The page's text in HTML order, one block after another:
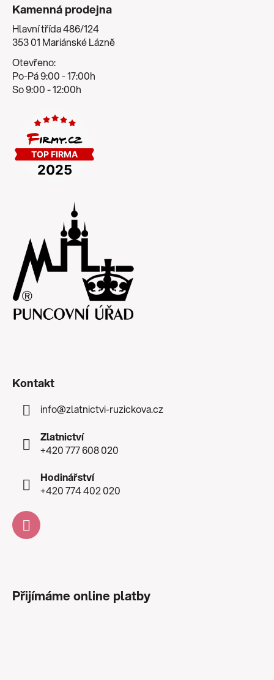
Kamenná prodejna
Hlavní třída 486/124
353 01 Mariánské Lázně
Otevřeno:
Po-Pá 9:00 - 17:00h
So 9:00 - 12:00h
Kontakt
info@zlatnictvi-ruzickova.cz
Zlatnictví
+420 777 608 020
Hodinářství
+420 774 402 020
Přijímáme online platby